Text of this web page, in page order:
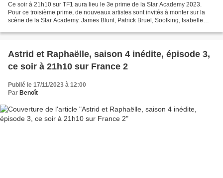
Ce soir à 21h10 sur TF1 aura lieu le 3e prime de la Star Academy 2023.
Pour ce troisième prime, de nouveaux artistes sont invités à monter sur la
scène de la Star Academy. James Blunt, Patrick Bruel, Soolking, Isabelle
Astrid et Raphaëlle, saison 4 inédite, épisode 3,
ce soir à 21h10 sur France 2
Publié le 17/11/2023 à 12:00
Par Benoît